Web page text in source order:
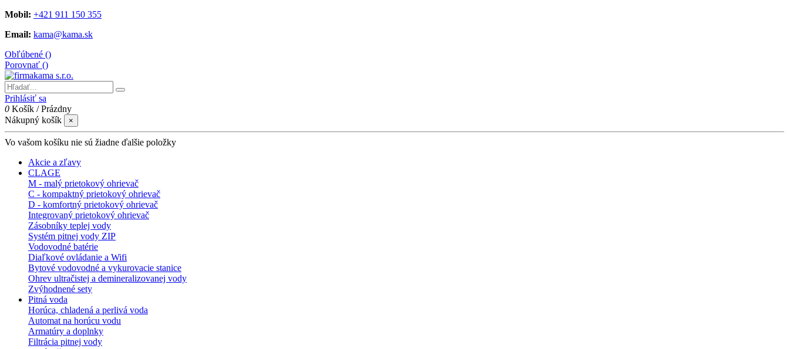
Mobil: +421 911 150 355
Email: kama@kama.sk
Obľúbené ()
Porovnať ()
Prihlásiť sa
0 Košík /Prázdny
Nákupný košík
×
Vo vašom košíku nie sú žiadne ďalšie položky
Akcie a zľavy
CLAGE
M - malý prietokový ohrievač
C - kompaktný prietokový ohrievač
D - komfortný prietokový ohrievač
Integrovaný prietokový ohrievač
Zásobníky teplej vody
Systém pitnej vody ZIP
Vodovodné batérie
Diaľkové ovládanie a Wifi
Bytové vodovodné a vykurovacie stanice
Ohrev ultračistej a demineralizovanej vody
Zvýhodnené sety
Pitná voda
Horúca, chladená a perlivá voda
Automat na horúcu vodu
Armatúry a doplnky
Filtrácia pitnej vody